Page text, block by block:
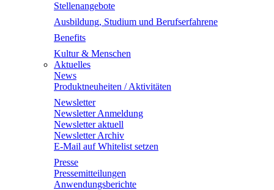
Stellenangebote
Ausbildung, Studium und Berufserfahrene
Benefits
Kultur & Menschen
Aktuelles
News
Produktneuheiten / Aktivitäten
Newsletter
Newsletter Anmeldung
Newsletter aktuell
Newsletter Archiv
E-Mail auf Whitelist setzen
Presse
Pressemitteilungen
Anwendungsberichte